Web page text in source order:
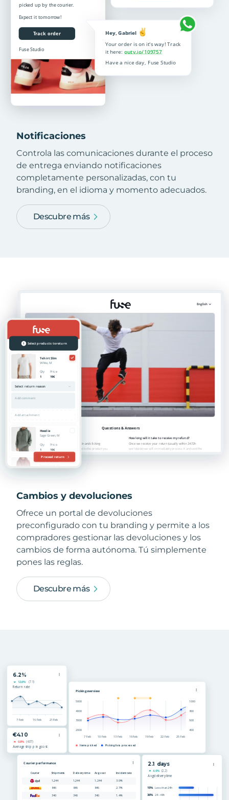
Notificaciones
Controla las comunicaciones durante el proceso
de entrega enviando notificaciones
completamente personalizadas, con tu
branding, en el idioma y momento adecuados.
Descubre más
Cambios y devoluciones
Ofrece un portal de devoluciones
preconfigurado con tu branding y permite a los
compradores gestionar las devoluciones y los
cambios de forma autónoma. Tú simplemente
pones las reglas.
Descubre más